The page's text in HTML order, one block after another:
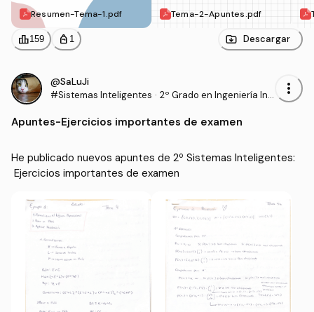
Resumen-Tema-1.pdf Tema-2-Apuntes.pdf
leaderboard159 personal_bag 1 Descargar
@SaLuJi
#Sistemas Inteligentes · 2º Grado en Ingeniería Inf
more_vert
Apuntes-Ejercicios importantes de examen
He publicado nuevos apuntes de 2º Sistemas Inteligentes:
Ejercicios importantes de examen